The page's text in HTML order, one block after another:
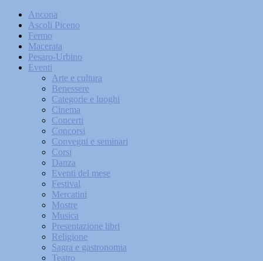
Ancona
Ascoli Piceno
Fermo
Macerata
Pesaro-Urbino
Eventi
Arte e cultura
Benessere
Categorie e luoghi
Cinema
Concerti
Concorsi
Convegni e seminari
Corsi
Danza
Eventi del mese
Festival
Mercatini
Mostre
Musica
Presentazione libri
Religione
Sagra e gastronomia
Teatro